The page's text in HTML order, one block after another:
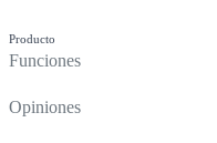
Producto
Funciones
Opiniones